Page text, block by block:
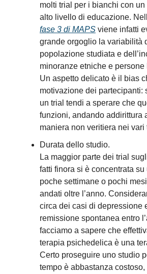
molti trial per i bianchi con
alto livello di educazione.
fase 3 di MAPS viene infatti
grande orgoglio la variabilità
popolazione studiata e
minoranze etniche e persone
Un aspetto delicato è il bias
motivazione dei partecipanti:
un trial tendi a sperare che
funzioni, andando addirittura
maniera non veritiera nei vari
Durata dello studio.
La maggior parte dei trial
fatti finora si è concentrata
poche settimane o pochi
andati oltre l’anno.
circa dei casi di depressione
remissione spontanea entro
facciamo a sapere che
terapia psichedelica è una
Certo proseguire uno studio
tempo è abbastanza